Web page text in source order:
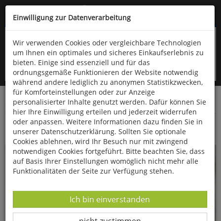
Kompletten Head der Seite überspringen
oder (06766) 9323-960
Startseite Bücher Gesundheit
Antibiotische Heilpflanzen
Einwilligung zur Datenverarbeitung
Wir verwenden Cookies oder vergleichbare Technologien
um Ihnen ein optimales und sicheres Einkaufserlebnis zu
bieten. Einige sind essenziell und für das
ordnungsgemäße Funktionieren der Website notwendig
während andere lediglich zu anonymen Statistikzwecken,
für Komforteinstellungen oder zur Anzeige
personalisierter Inhalte genutzt werden. Dafür können Sie
hier Ihre Einwilligung erteilen und jederzeit widerrufen
oder anpassen. Weitere Informationen dazu finden Sie in
unserer Datenschutzerklärung. Sollten Sie optionale
Cookies ablehnen, wird Ihr Besuch nur mit zwingend
notwendigen Cookies fortgeführt. Bitte beachten Sie, dass
auf Basis Ihrer Einstellungen womöglich nicht mehr alle
Funktionalitäten der Seite zur Verfügung stehen.
Datenverarbeitung -
Ich bin einverstanden